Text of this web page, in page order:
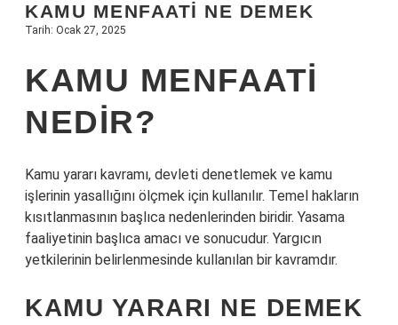
Hakkımızda
KAMU MENFAATI NE DEMEK
Tarih: Ocak 27, 2025
KAMU MENFAATI
NEDIR?
Kamu yararı kavramı, devleti denetlemek ve kamu
işlerinin yasallığını ölçmek için kullanılır. Temel hakların
kısıtlanmasının başlıca nedenlerinden biridir. Yasama
faaliyetinin başlıca amacı ve sonucudur. Yargıcın
yetkilerinin belirlenmesinde kullanılan bir kavramdır.
KAMU YARARI NE DEMEK